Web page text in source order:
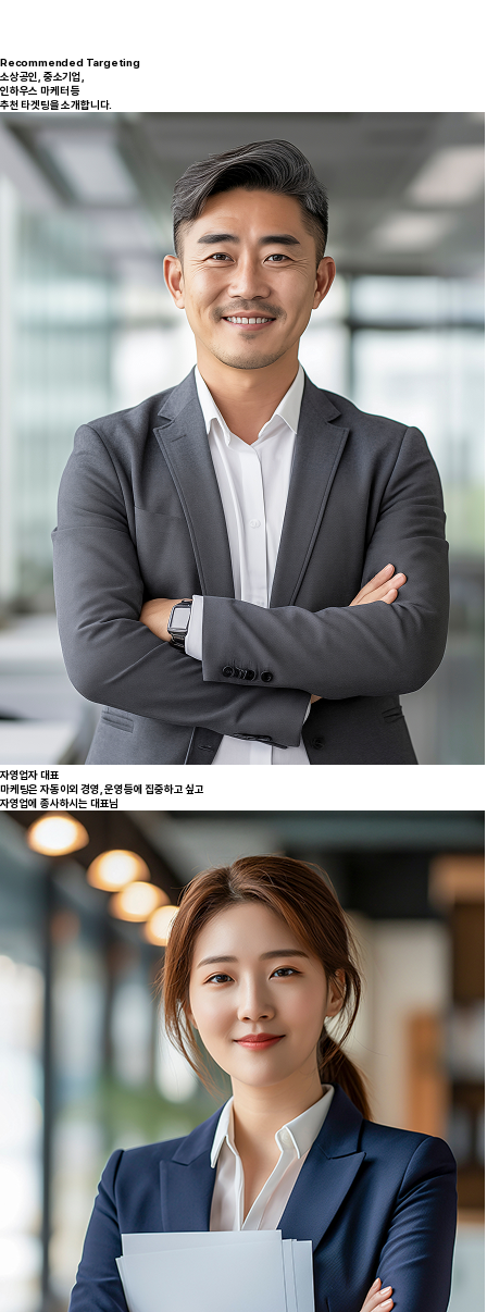
Recommended Targeting
소상공인, 중소기업,
인하우스 마케터 등
추천 타겟팅을 소개합니다.
자영업자 대표
마케팅은 자동이외 경영, 운영등에 집중하고 싶고
자영업에 종사하시는 대표님